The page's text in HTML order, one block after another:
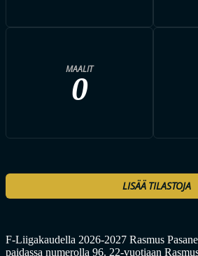
MAALIT
0
LISÄÄ TILASTOJA
F-Liigakaudella 2026-2027 Rasmus
paidassa numerolla 96. 22-vuotiaan